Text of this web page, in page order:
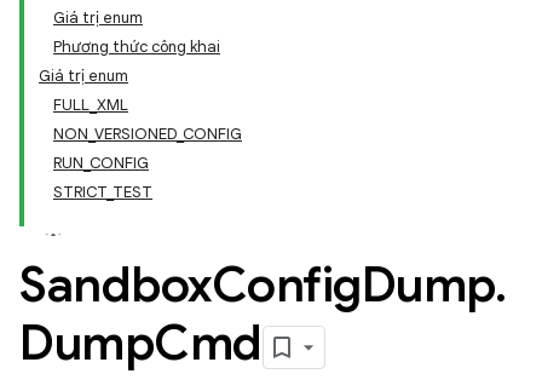
Giá trị enum
Phương thức công khai
Giá trị enum
FULL_XML
NON_VERSIONED_CONFIG
RUN_CONFIG
STRICT_TEST
SandboxConfigDump.
DumpCmd